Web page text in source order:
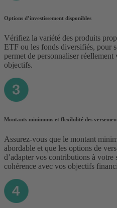
Options d’investissement disponibles
Vérifiez la variété des produits
ETF ou les fonds diversifiés, pour
permet de personnaliser
objectifs.
Montants minimums et flexibilité des
Assurez-vous que le montant
abordable et que les options de
d’adapter vos contributions à votre
cohérence avec vos objectifs